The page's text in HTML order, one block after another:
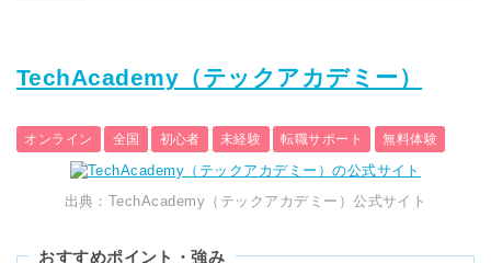
TechAcademy（テックアカデミー）
オンライン 全国 初心者 未経験 転職サポート 無料体験
出典：TechAcademy（テックアカデミー）公式サイト
おすすめポイント・強み